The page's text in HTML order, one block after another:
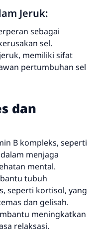
Jeruk:
sebagai
sel.
memiliki sifat
pertumbuhan sel
dan
B kompleks, seperti
menjaga
mental.
tubuh
seperti kortisol, yang
dan gelisah.
meningkatkan
relaksasi.